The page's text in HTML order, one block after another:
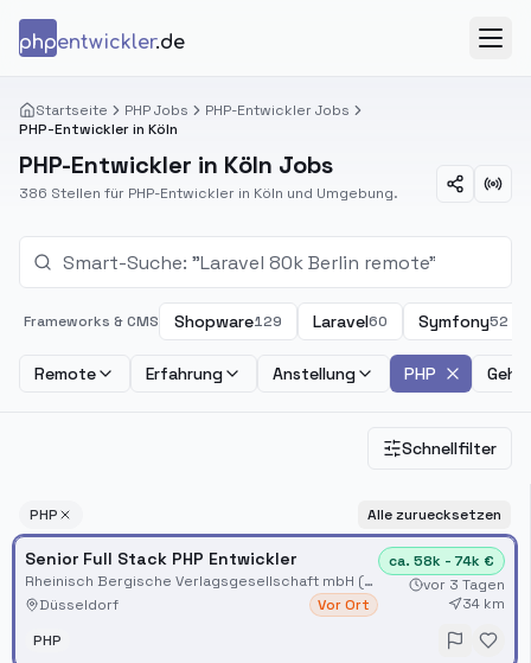
phpentwickler.de
Startseite PHP Jobs
PHP-Entwickler Jobs
PHP-Entwickler in Köln
PHP-Entwickler in Köln Jobs
386 Stellen für PHP-Entwickler in Köln und Umgebung.
Frameworks & CMS Shopware129 Laravel60 Symfony52
Remote Erfahrung Anstellung PHP
Schnellfilter
PHP Alle zuruecksetzen
Senior Full Stack PHP Entwickler
Rheinisch Bergische Verlagsgesellschaft mbH (Rheinische Post Mediengruppe)
Düsseldorf
Vor Ort
ca. 58k - 74k €
vor 3 Tagen
34 km
PHP